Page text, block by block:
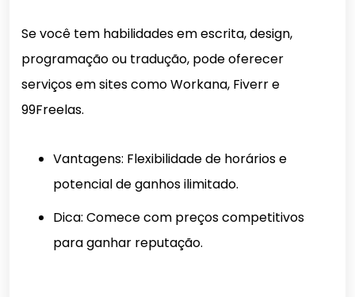
Se você tem habilidades em escrita, design,
programação ou tradução, pode oferecer
serviços em sites como Workana, Fiverr e
99Freelas.
Vantagens: Flexibilidade de horários e
potencial de ganhos ilimitado.
Dica: Comece com preços competitivos
para ganhar reputação.